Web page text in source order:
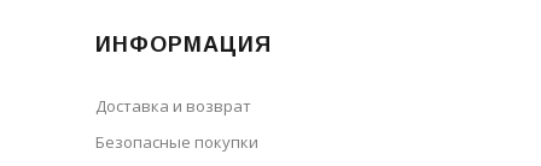
ИНФОРМАЦИЯ
Доставка и возврат
Безопасные покупки